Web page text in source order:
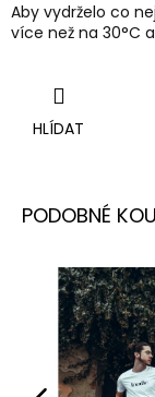
Aby vydrželo co
více než na 30°C
HLÍDAT